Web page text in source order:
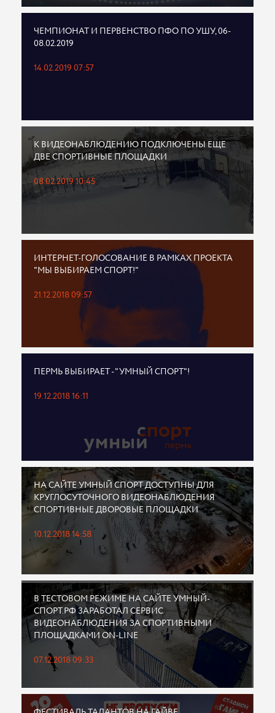
ЧЕМПИОНАТ И ПЕРВЕНСТВО ПФО ПО УШУ, 06-
08.02.2019
14.02.2019 07:57
К ВИДЕОНАБЛЮДЕНИЮ ПОДКЛЮЧЕНЫ ЕЩЕ
ДВЕ СПОРТИВНЫЕ ПЛОЩАДКИ
08.02.2019 10:45
ИНТЕРНЕТ-ГОЛОСОВАНИЕ В РАМКАХ ПРОЕКТА
"МЫ ВЫБИРАЕМ СПОРТ!"
21.12.2018 09:57
ПЕРМЬ ВЫБИРАЕТ - "УМНЫЙ СПОРТ"!
19.12.2018 16:11
НА САЙТЕ УМНЫЙ СПОРТ ДОСТУПНЫ ДЛЯ
КРУГЛОСУТОЧНОГО ВИДЕОНАБЛЮДЕНИЯ
СПОРТИВНЫЕ ДВОРОВЫЕ ПЛОЩАДКИ
10.12.2018 14:58
В ТЕСТОВОМ РЕЖИМЕ НА САЙТЕ УМНЫЙ-
СПОРТ.РФ ЗАРАБОТАЛ СЕРВИС
ВИДЕОНАБЛЮДЕНИЯ ЗА СПОРТИВНЫМИ
ПЛОЩАДКАМИ ON-LINE
07.12.2018 09:33